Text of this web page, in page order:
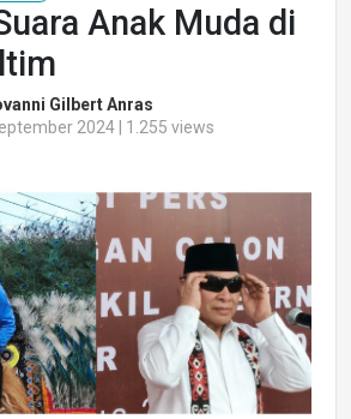
Anak Muda di
Gilbert Anras
2024 | 1.255 views